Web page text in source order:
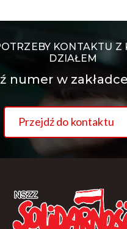
KONTAKTU Z
DZIAŁEM
numer w
Przejdź do kontaktu